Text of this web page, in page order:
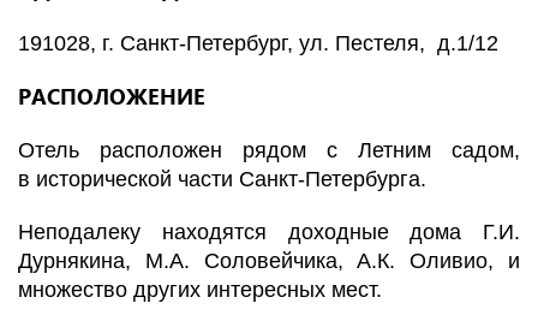
191028, г. Санкт-Петербург, ул. Пестеля, д.1/12
РАСПОЛОЖЕНИЕ
Отель расположен рядом с Летним садом,
в исторической части Санкт-Петербурга.
Неподалеку находятся доходные дома Г.И.
Дурнякина, М.А. Соловейчика, А.К. Оливио, и
множество других интересных мест.